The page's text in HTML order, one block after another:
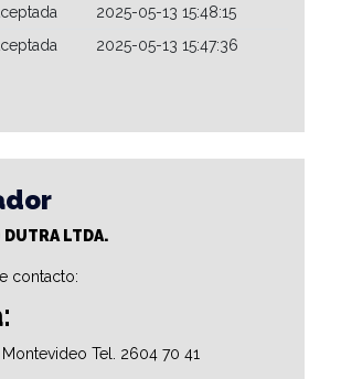
2025-05-13 15:48:15
2025-05-13 15:47:36
DUTRA LTDA.
contacto:
Montevideo Tel. 2604 70 41